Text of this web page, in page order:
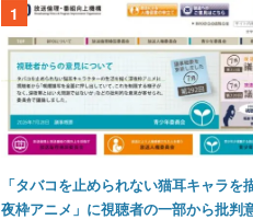
1
「タバコを止められない猫耳キャラを
夜枠アニメ」に視聴者の一部から批判